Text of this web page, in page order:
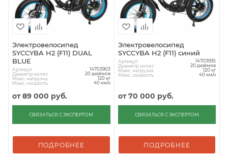
Электровелосипед
SYCCYBA H2 (F11) DUAL
BLUE
Артикул 14703903
Диаметр колес 20 дюймов
Макс. нагрузка 120 кг
Макс. скорость 40 км/ч
от89 000 руб.
СВЯЗАТЬСЯ С ЭКСПЕРТОМ
ПОДРОБНЕЕ
Электровелосипед
SYCCYBA H2 (F11) синий
Артикул 14703935
Диаметр колес 20 дюймов
Макс. нагрузка 120 кг
Макс. скорость 40 км/ч
от70 000 руб.
СВЯЗАТЬСЯ С ЭКСПЕРТОМ
ПОДРОБНЕЕ